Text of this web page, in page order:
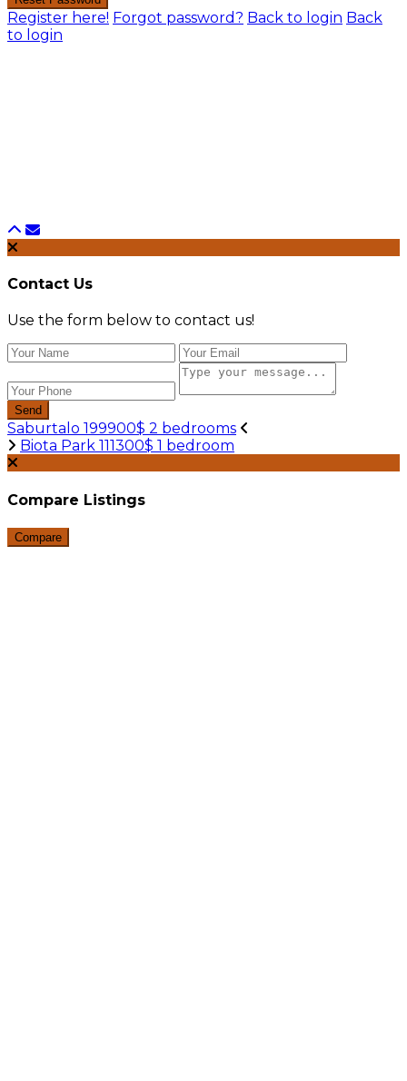
Register here! Forgot password? Back to login Back
to login
Contact Us
Use the form below to contact us!
Send
Saburtalo 199900$ 2 bedrooms
Biota Park 111300$ 1 bedroom
Compare Listings
Compare